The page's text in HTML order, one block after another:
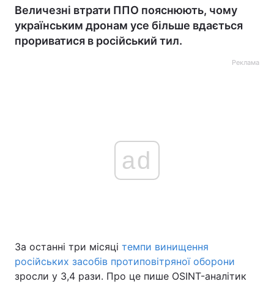
Величезні втрати ППО пояснюють, чому
українським дронам усе більше вдається
прориватися в російський тил.
Реклама
ad
За останні три місяці темпи винищення
російських засобів протиповітряної оборони
зросли у 3,4 рази. Про це пише OSINT-аналітик